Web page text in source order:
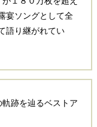
宴ソングとして全
語り継がれてい
跡を辿るベストア